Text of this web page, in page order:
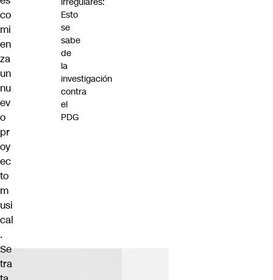
co
mi
en
za
un
nu
ev
o
pr
oy
ec
to
m
usi
cal
.
Se
tra
Esto
se
sabe
de
la
investigación
contra
el
PDG